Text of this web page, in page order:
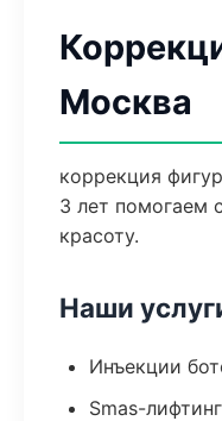
Москва
коррекция
3 лет помогаем
красоту.
Наши
Инъекции
Smas-